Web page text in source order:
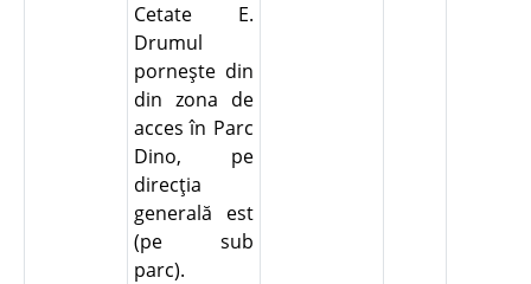
Cetate E.
Drumul
porneşte din
din zona de
acces în Parc
Dino, pe
direcţia
generală est
(pe sub
parc).